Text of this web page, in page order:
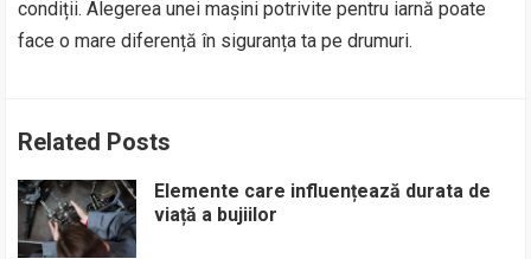
condiții. Alegerea unei mașini potrivite pentru iarnă poate
face o mare diferență în siguranța ta pe drumuri.
Related Posts
Elemente care influențează durata de
viață a bujiilor